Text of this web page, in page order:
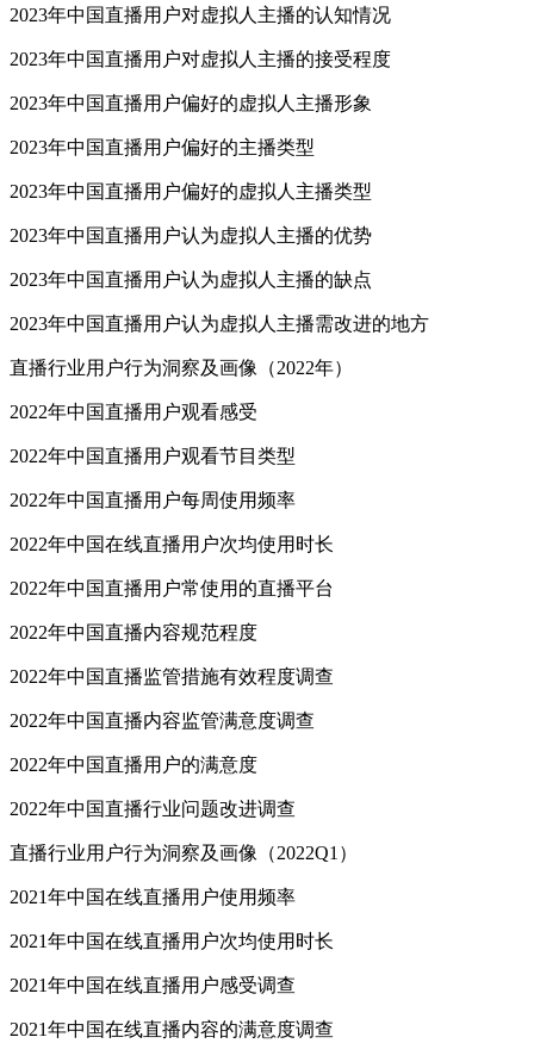
2023年中国直播用户对虚拟人主播的认知情况
2023年中国直播用户对虚拟人主播的接受程度
2023年中国直播用户偏好的虚拟人主播形象
2023年中国直播用户偏好的主播类型
2023年中国直播用户偏好的虚拟人主播类型
2023年中国直播用户认为虚拟人主播的优势
2023年中国直播用户认为虚拟人主播的缺点
2023年中国直播用户认为虚拟人主播需改进的地方
直播行业用户行为洞察及画像（2022年）
2022年中国直播用户观看感受
2022年中国直播用户观看节目类型
2022年中国直播用户每周使用频率
2022年中国在线直播用户次均使用时长
2022年中国直播用户常使用的直播平台
2022年中国直播内容规范程度
2022年中国直播监管措施有效程度调查
2022年中国直播内容监管满意度调查
2022年中国直播用户的满意度
2022年中国直播行业问题改进调查
直播行业用户行为洞察及画像（2022Q1）
2021年中国在线直播用户使用频率
2021年中国在线直播用户次均使用时长
2021年中国在线直播用户感受调查
2021年中国在线直播内容的满意度调查